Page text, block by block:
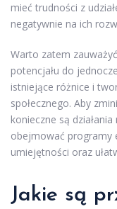
mieć trudności z
negatywnie na ich
Warto zatem
potencjału do
istniejące różnice i
społecznego. Aby
konieczne są
obejmować programy
umiejętności oraz
Jakie są